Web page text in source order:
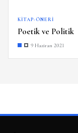
KITAP-ÖNERI
Poetik ve Politik
9 Haziran 2021